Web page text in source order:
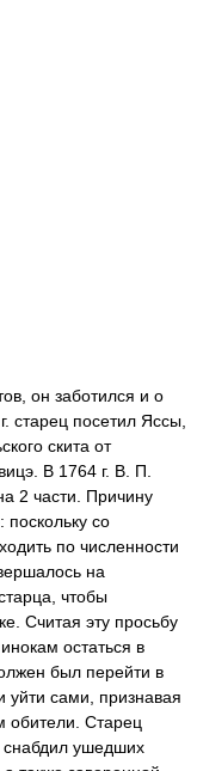
он заботился и о
старец посетил Яссы,
скита от
В 1764 г. В. П.
2 части. Причину
со
по численности
на
чтобы
Считая эту просьбу
остаться в
был перейти в
сами, признавая
обители. Старец
снабдил ушедших